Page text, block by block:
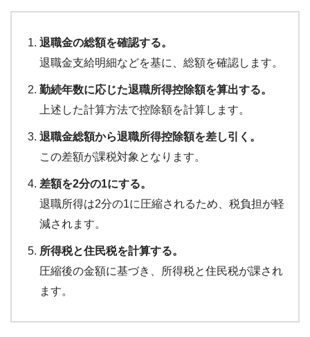
退職金の総額を確認する。
退職金支給明細などを基に、総額を確認します。
勤続年数に応じた退職所得控除額を算出する。
上述した計算方法で控除額を計算します。
退職金総額から退職所得控除額を差し引く。
この差額が課税対象となります。
差額を2分の1にする。
退職所得は2分の1に圧縮されるため、税負担が軽
減されます。
所得税と住民税を計算する。
圧縮後の金額に基づき、所得税と住民税が課され
ます。